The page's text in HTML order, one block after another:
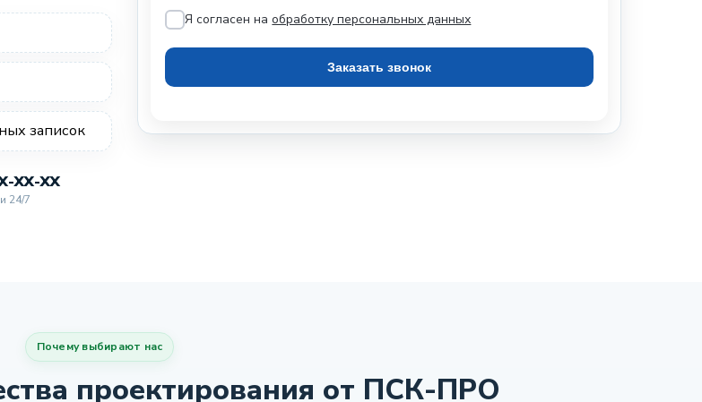
записок
XX-XX
24/7
Я согласен наобработку персональных данных
Почему выбирают нас
проектирования от ПСК-ПРО